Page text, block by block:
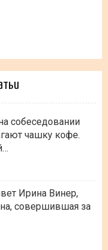
собеседовании
чашку кофе.
Ирина Винер,
совершившая за